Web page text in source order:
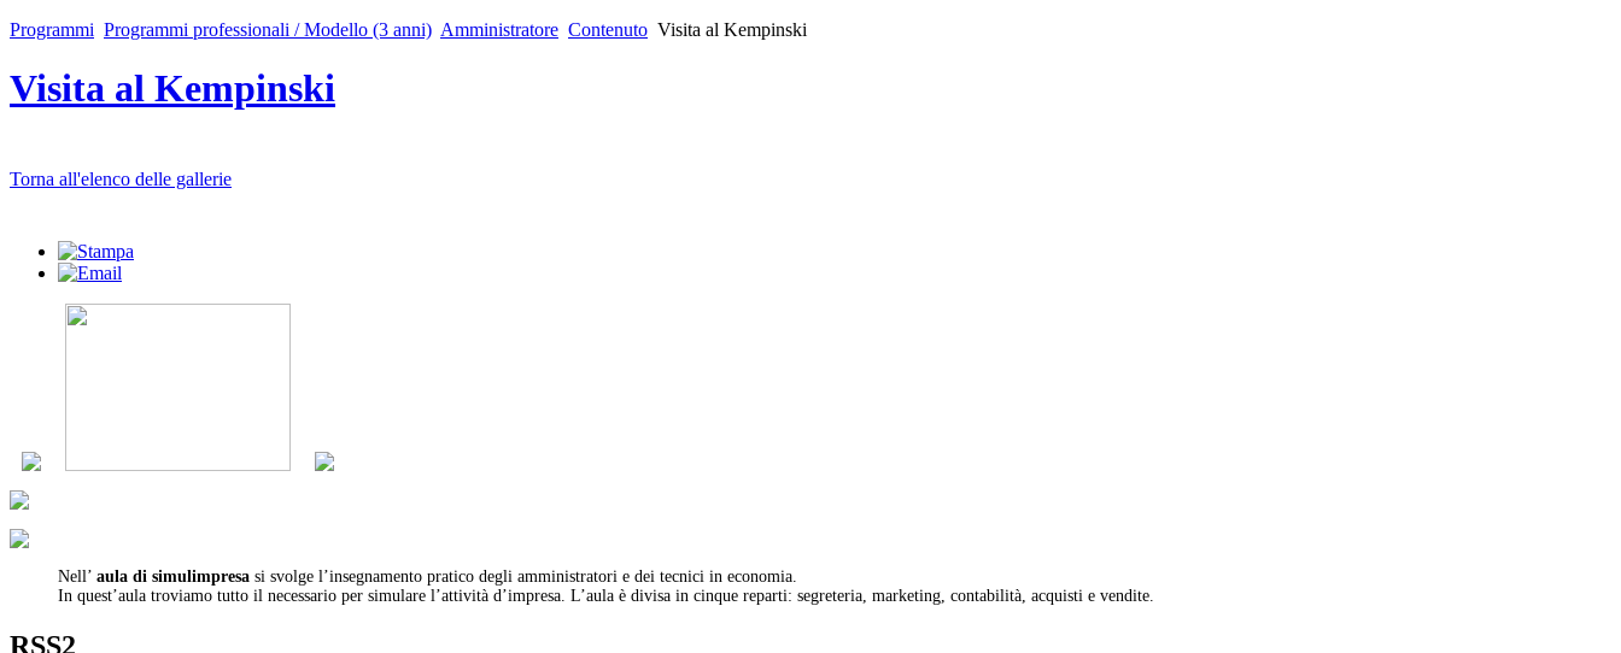
Programmi Programmi professionali / Modello (3 anni) Amministratore Contenuto Visita al Kempinski
Visita al Kempinski
Torna all'elenco delle gallerie
Nell’ aula di simulimpresa si svolge l’insegnamento pratico degli amministratori e dei tecnici in economia.
In quest’aula troviamo tutto il necessario per simulare l’attività d’impresa. L’aula è divisa in cinque reparti: segreteria, marketing, contabilità, acquisti e vendite.
RSS2